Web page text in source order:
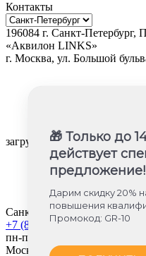
Контакты
196084 г. Санкт-Петербург,
«Аквилон LINKS»
г. Москва, ул. Большой
загрузка карты...
Санкт-Петербург
+7 (812) 605-85-58
пн-пт с 9:00 до 18:00
Москва
🎁 Только до
действует
предложение!
Дарим скидку 20%
повышения
Промокод: GR-10